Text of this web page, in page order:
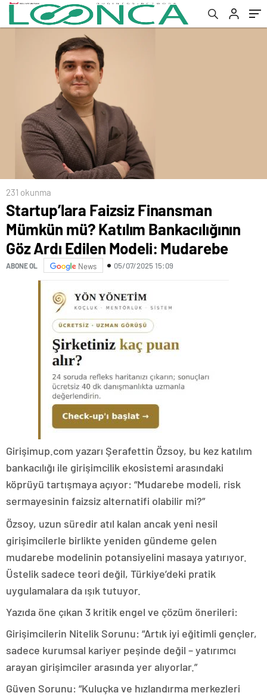
Modeli: Mudarebe
231 okunma
Startup’lara Faizsiz Finansman
Mümkün mü? Katılım Bankacılığının
Göz Ardı Edilen Modeli: Mudarebe
ABONE OL News 05/07/2025 15:09
Girişimup.com yazarı Şerafettin Özsoy, bu kez katılım
bankacılığı ile girişimcilik ekosistemi arasındaki
köprüyü tartışmaya açıyor: “Mudarebe modeli, risk
sermayesinin faizsiz alternatifi olabilir mi?”
Özsoy, uzun süredir atıl kalan ancak yeni nesil
girişimcilerle birlikte yeniden gündeme gelen
mudarebe modelinin potansiyelini masaya yatırıyor.
Üstelik sadece teori değil, Türkiye’deki pratik
uygulamalara da ışık tutuyor.
Yazıda öne çıkan 3 kritik engel ve çözüm önerileri:
Girişimcilerin Nitelik Sorunu: “Artık iyi eğitimli gençler,
sadece kurumsal kariyer peşinde değil – yatırımcı
arayan girişimciler arasında yer alıyorlar.”
Güven Sorunu: “Kuluçka ve hızlandırma merkezleri